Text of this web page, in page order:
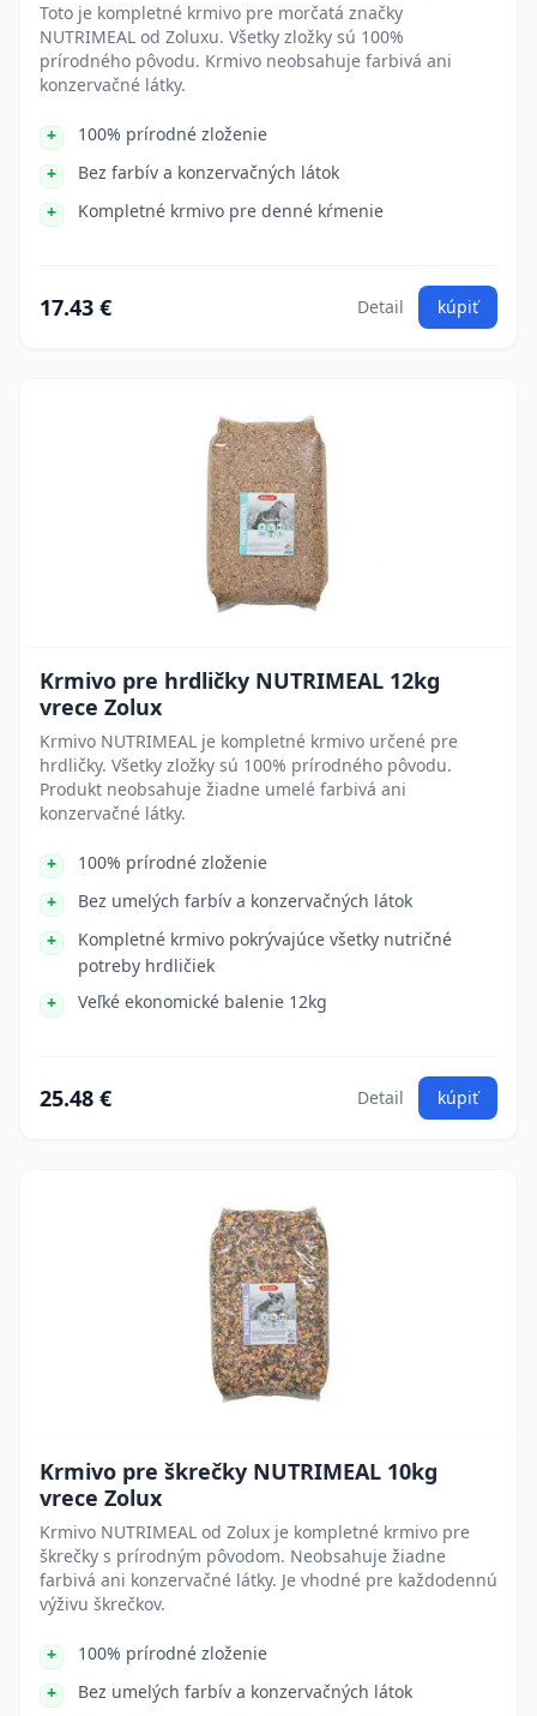
Toto je kompletné krmivo pre morčatá značky
NUTRIMEAL od Zoluxu. Všetky zložky sú 100%
prírodného pôvodu. Krmivo neobsahuje farbivá ani
konzervačné látky.
100% prírodné zloženie
Bez farbív a konzervačných látok
Kompletné krmivo pre denné kŕmenie
17.43 € Detail kúpiť
Krmivo pre hrdličky NUTRIMEAL 12kg
vrece Zolux
Krmivo NUTRIMEAL je kompletné krmivo určené pre
hrdličky. Všetky zložky sú 100% prírodného pôvodu.
Produkt neobsahuje žiadne umelé farbivá ani
konzervačné látky.
100% prírodné zloženie
Bez umelých farbív a konzervačných látok
Kompletné krmivo pokrývajúce všetky nutričné
potreby hrdličiek
Veľké ekonomické balenie 12kg
25.48 € Detail kúpiť
Krmivo pre škrečky NUTRIMEAL 10kg
vrece Zolux
Krmivo NUTRIMEAL od Zolux je kompletné krmivo pre
škrečky s prírodným pôvodom. Neobsahuje žiadne
farbivá ani konzervačné látky. Je vhodné pre každodennú
výživu škrečkov.
100% prírodné zloženie
Bez umelých farbív a konzervačných látok